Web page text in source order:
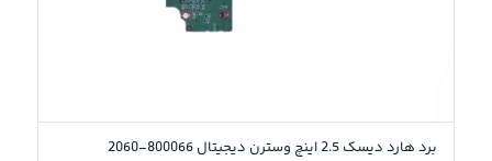
5.00
برد هارد دیسک 2.5 اینچ وسترن دیجیتال 800066-2060